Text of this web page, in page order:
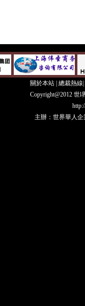
關於本站 |總裁熱線
Copyright@2012 世
主辦：世界華人